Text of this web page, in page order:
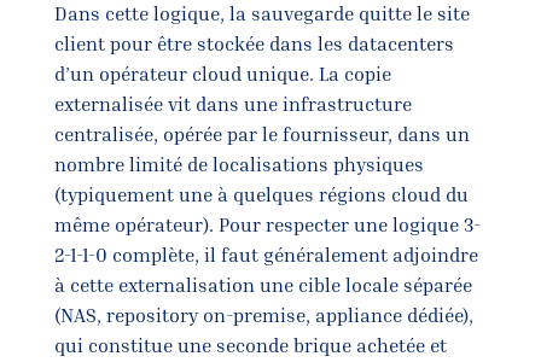
Dans cette logique, la sauvegarde quitte le site
client pour être stockée dans les datacenters
d’un opérateur cloud unique. La copie
externalisée vit dans une infrastructure
centralisée, opérée par le fournisseur, dans un
nombre limité de localisations physiques
(typiquement une à quelques régions cloud du
même opérateur). Pour respecter une logique 3-
2-1-1-0 complète, il faut généralement adjoindre
à cette externalisation une cible locale séparée
(NAS, repository on-premise, appliance dédiée),
qui constitue une seconde brique achetée et